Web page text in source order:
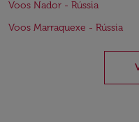
Voos Nador - Rússia
Voos Marraquexe - Rússia